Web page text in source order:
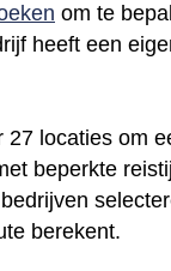
om te
heeft een
locaties om
beperkte
berekent.